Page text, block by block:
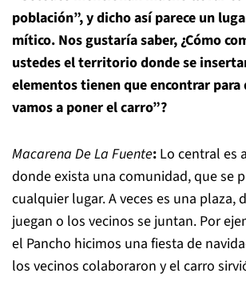
población”, y dicho así parece un
mítico. Nos gustaría saber, ¿Cómo
ustedes el territorio donde se
elementos tienen que encontrar
vamos a poner el carro”?
Macarena De La Fuente: Lo central es
donde exista una comunidad, que se
cualquier lugar. A veces es una plaza,
juegan o los vecinos se juntan. Por
el Pancho hicimos una fiesta de
los vecinos colaboraron y el carro